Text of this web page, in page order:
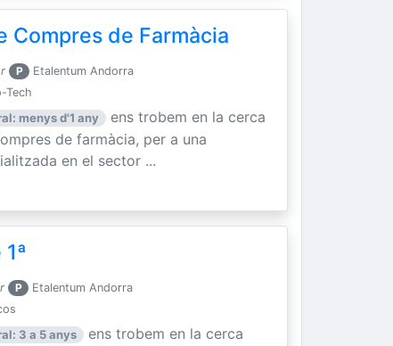
Compres de Farmàcia
P Etalentum Andorra
Tech
menys d'1 any
ens trobem en la cerca
de farmàcia, per a una
en el sector ...
P Etalentum Andorra
3 a 5 anys
ens trobem en la cerca